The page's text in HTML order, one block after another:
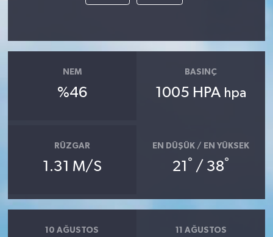
NEM
%46
BASINÇ
1005 HPA hpa
RÜZGAR
1.31 M/S
EN DÜŞÜK / EN YÜKSEK
21 ° / 38°
10 AĞUSTOS 11 AĞUSTOS